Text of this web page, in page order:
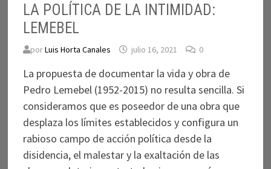
LA POLÍTICA DE LA INTIMIDAD:
LEMEBEL
porLuis Horta Canales julio 16, 2021 0
La propuesta de documentar la vida y obra de
Pedro Lemebel (1952-2015) no resulta sencilla. Si
consideramos que es poseedor de una obra que
desplaza los límites establecidos y configura un
rabioso campo de acción política desde la
disidencia, el malestar y la exaltación de las